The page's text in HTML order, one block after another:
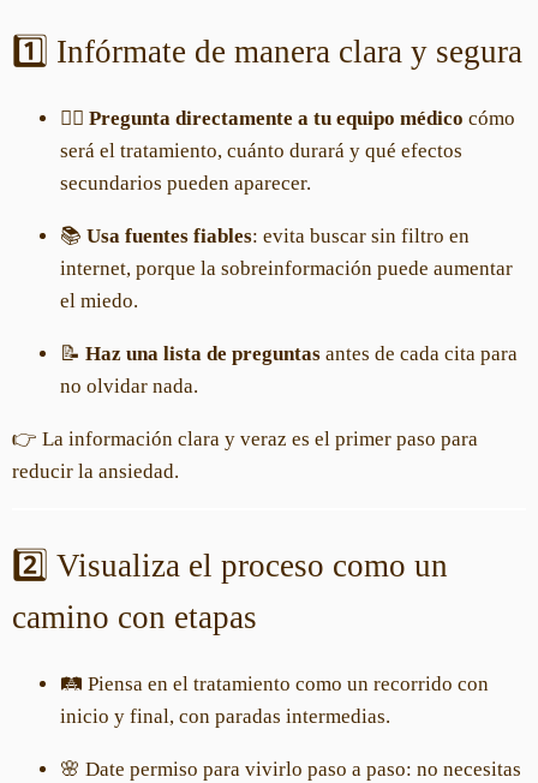
1️⃣ Infórmate de manera clara y segura
👩‍⚕️ Pregunta directamente a tu equipo médico cómo
será el tratamiento, cuánto durará y qué efectos
secundarios pueden aparecer.
📚 Usa fuentes fiables: evita buscar sin filtro en
internet, porque la sobreinformación puede aumentar
el miedo.
📝 Haz una lista de preguntas antes de cada cita para
no olvidar nada.
👉 La información clara y veraz es el primer paso para
reducir la ansiedad.
2️⃣ Visualiza el proceso como un
camino con etapas
🛤️ Piensa en el tratamiento como un recorrido con
inicio y final, con paradas intermedias.
🌸 Date permiso para vivirlo paso a paso: no necesitas